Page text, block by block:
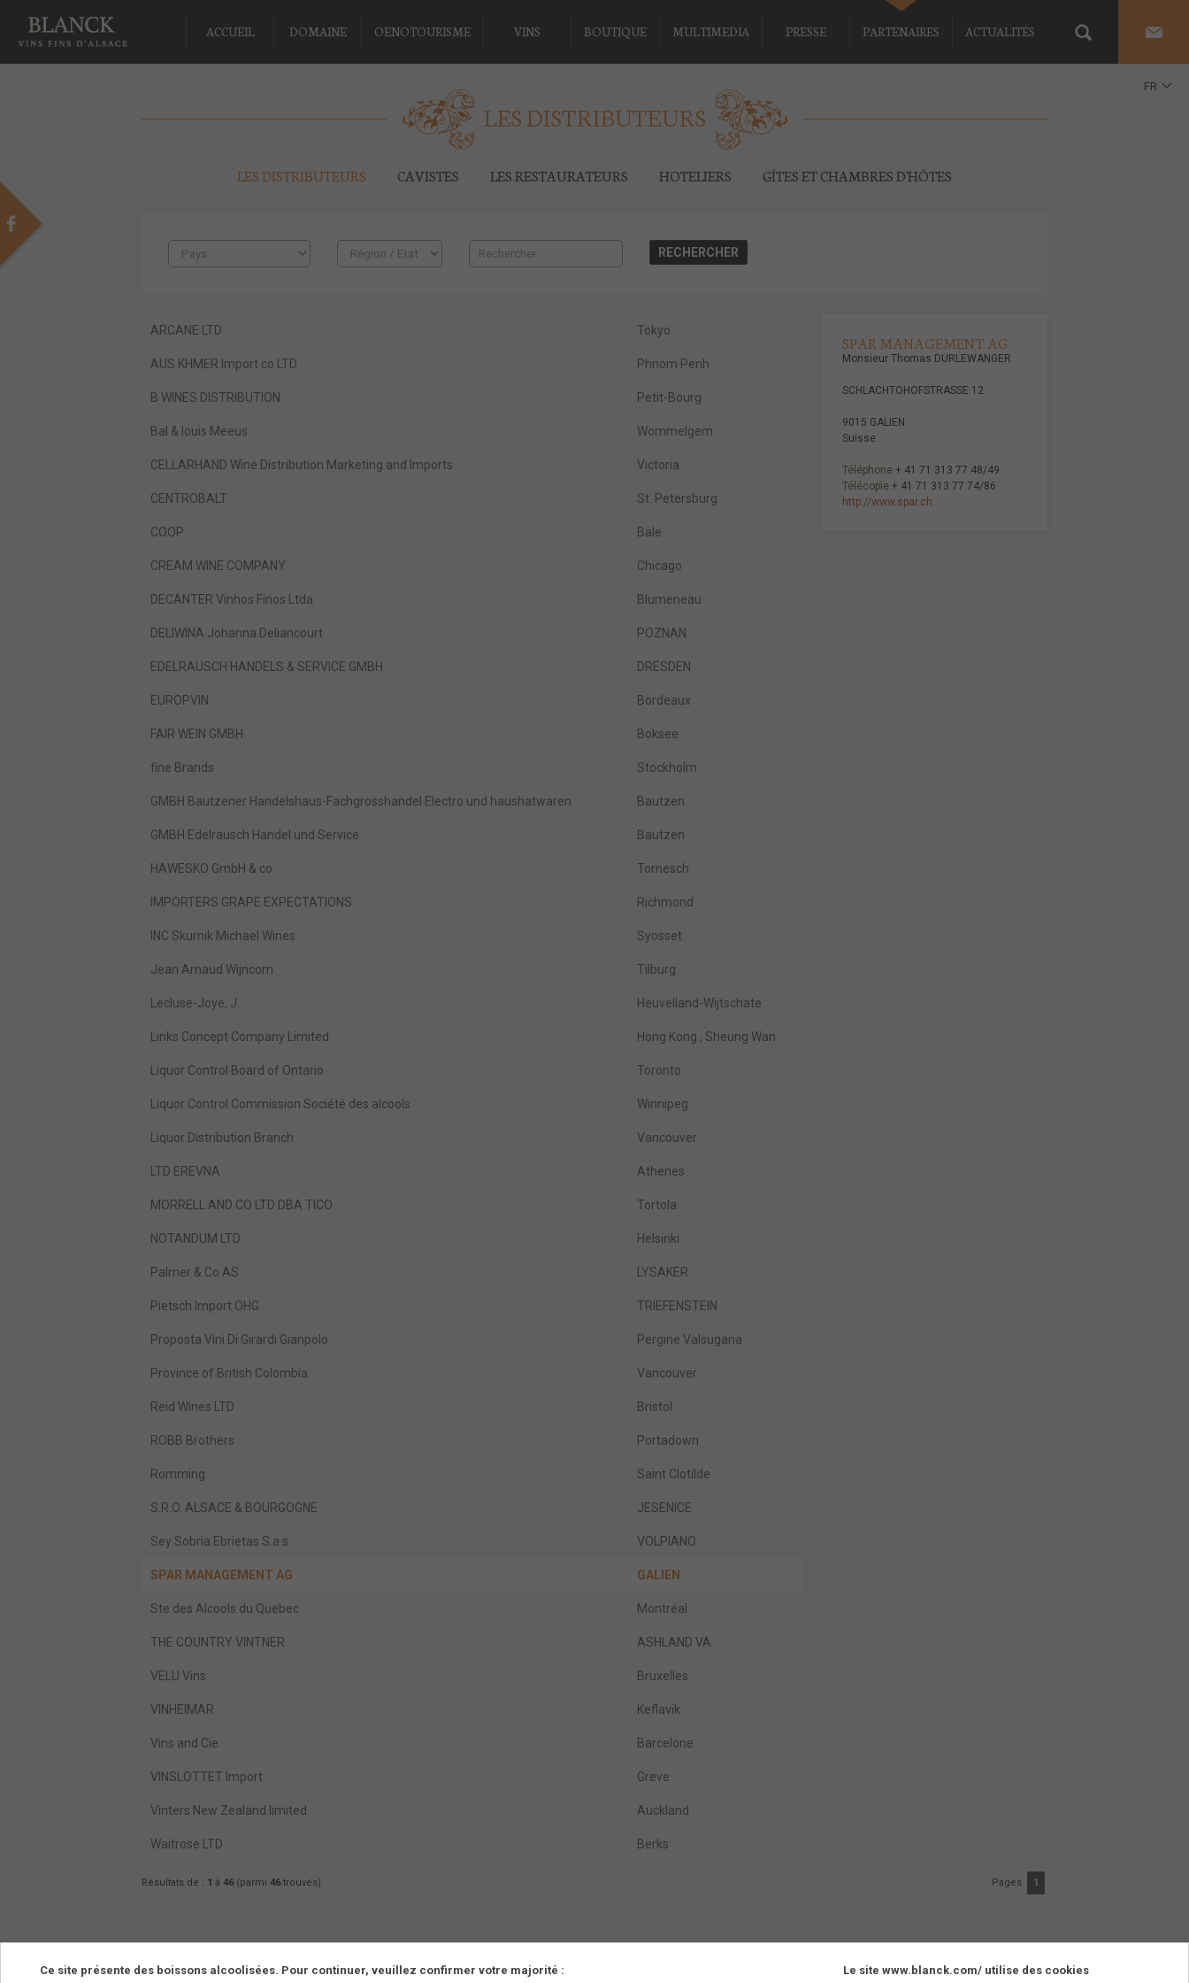
ACCUEIL DOMAINE OENOTOURISME VINS BOUTIQUE MULTIMEDIA PRESSE PARTENAIRES ACTUALITÉS
FR
LES DISTRIBUTEURS
LES DISTRIBUTEURS CAVISTES LES RESTAURATEURS HOTELIERS GÎTES ET CHAMBRES D'HÔTES
SPAR MANAGEMENT AG
Monsieur Thomas DURLEWANGER
SCHLACHTOHOFSTRASSE 12
9015 GALIEN
Suisse
Téléphone + 41 71 313 77 48/49
Télécopie + 41 71 313 77 74/86
http://www.spar.ch
ARCANE LTD Tokyo
AUS KHMER Import co LTD Phnom Penh
B WINES DISTRIBUTION Petit-Bourg
Bal & louis Meeus Wommelgem
CELLARHAND Wine Distribution Marketing and Imports Victoria
CENTROBALT St. Petersburg
COOP Bale
CREAM WINE COMPANY Chicago
DECANTER Vinhos Finos Ltda Blumeneau
DELIWINA Johanna Deliancourt POZNAN
EDELRAUSCH HANDELS & SERVICE GMBH DRESDEN
EUROPVIN Bordeaux
FAIR WEIN GMBH Boksee
fine Brands Stockholm
GMBH Bautzener Handelshaus-Fachgrosshandel Electro und haushatwaren Bautzen
GMBH Edelrausch Handel und Service Bautzen
HAWESKO GmbH & co Tornesch
IMPORTERS GRAPE EXPECTATIONS Richmond
INC Skurnik Michael Wines Syosset
Jean Arnaud Wijncom Tilburg
Lecluse-Joye, J. Heuvelland-Wijtschate
Links Concept Company Limited Hong Kong , Sheung Wan
Liquor Control Board of Ontario Toronto
Liquor Control Commission Société des alcools Winnipeg
Liquor Distribution Branch Vancouver
LTD EREVNA Athenes
MORRELL AND CO LTD DBA TICO Tortola
NOTANDUM LTD Helsinki
Palmer & Co AS LYSAKER
Pietsch Import OHG TRIEFENSTEIN
Proposta Vini Di Girardi Gianpolo Pergine Valsugana
Province of British Colombia Vancouver
Reid Wines LTD Bristol
ROBB Brothers Portadown
Romming Saint Clotilde
S.R.O. ALSACE & BOURGOGNE JESENICE
Sey Sobria Ebrietas S.a.s VOLPIANO
SPAR MANAGEMENT AG GALIEN
Ste des Alcools du Quebec Montréal
THE COUNTRY VINTNER ASHLAND VA
VELU Vins Bruxelles
VINHEIMAR Keflavik
Vins and Cie Barcelone
VINSLOTTET Import Greve
Vinters New Zealand limited Auckland
Waitrose LTD Berks
Résultats de : 1 à 46(parmi 46trouvés) Pages 1
Ce site présente des boissons alcoolisées. Pour continuer, veuillez confirmer votre majorité : Le site www.blanck.com/ utilise des cookies